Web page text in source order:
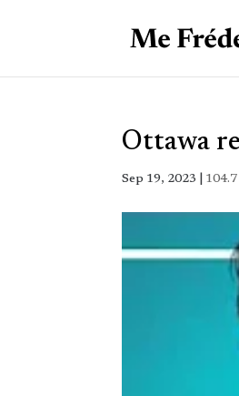
Ottawa
Sep 19, 2023